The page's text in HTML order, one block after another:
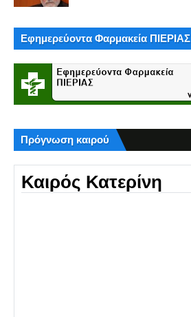
Εφημερεύοντα Φαρμακεία ΠΙΕΡΙΑΣ
Πρόγνωση καιρού
Καιρός Κατερίνη